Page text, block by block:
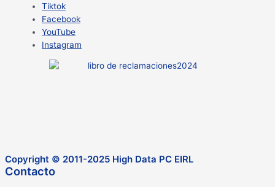
Tiktok
Facebook
YouTube
Instagram
Copyright © 2011-2025 High Data PC EIRL
Contacto